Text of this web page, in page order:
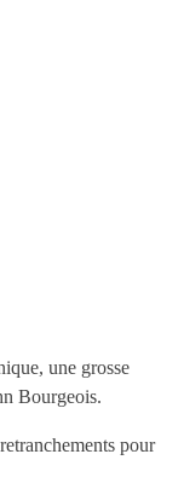
une grosse
Bourgeois.
pour